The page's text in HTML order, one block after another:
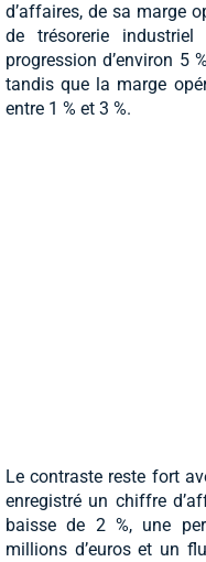
d’affaires, de sa marge
de trésorerie
progression d’environ 5
tandis que la marge
entre 1 % et 3 %.
Le contraste reste fort
enregistré un chiffre
baisse de 2 %, une
millions d’euros et un